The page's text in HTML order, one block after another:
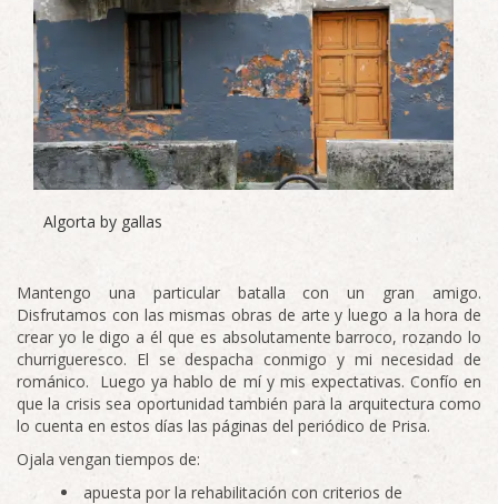
Algorta by gallas
Mantengo una particular batalla con un gran amigo.
Disfrutamos con las mismas obras de arte y luego a la hora de
crear yo le digo a él que es absolutamente barroco, rozando lo
churrigueresco. El se despacha conmigo y mi necesidad de
románico. Luego ya hablo de mí y mis expectativas. Confío en
que la crisis sea oportunidad también para la arquitectura como
lo cuenta en estos días las páginas del periódico de Prisa.
Ojala vengan tiempos de:
apuesta por la rehabilitación con criterios de